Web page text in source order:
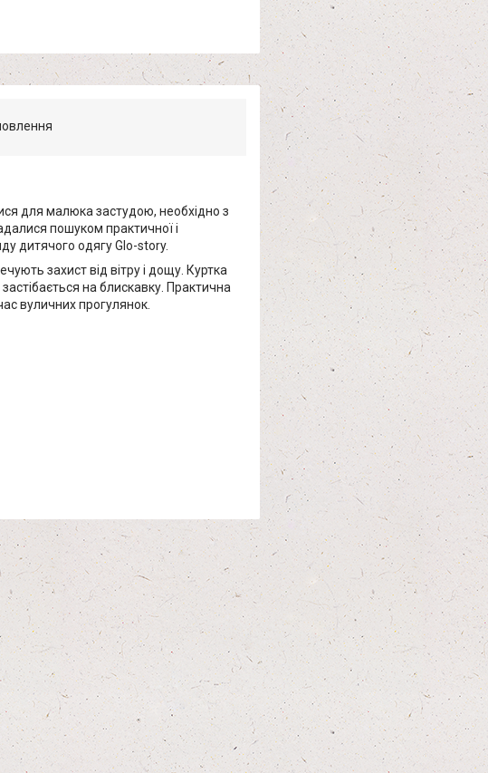
для малюка застудою, необхідно з
пошуком практичної і
дитячого одягу Glo-story.
захист від вітру і дощу. Куртка
на блискавку. Практична
вуличних прогулянок.